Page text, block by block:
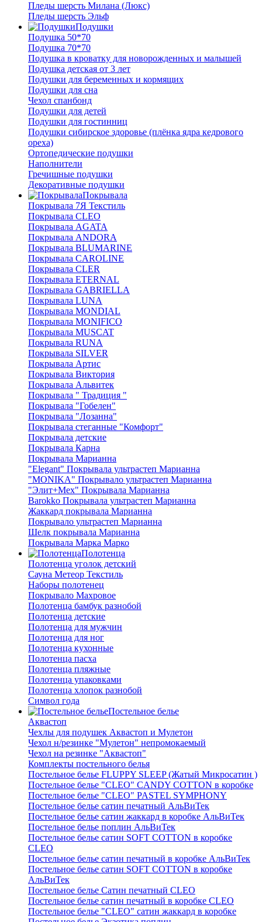
Пледы шерсть Милана (Люкс)
Пледы шерсть Эльф
Подушки
Подушка 50*70
Подушка 70*70
Подушка в кроватку для новорожденных и малышей
Подушка детская от 3 лет
Подушки для беременных и кормящих
Подушки для сна
Чехол спанбонд
Подушки для детей
Подушки для гостинниц
Подушки сибирское здоровье (плёнка ядра кедрового
ореха)
Ортопедические подушки
Наполнители
Гречишные подушки
Декоративные подушки
Покрывала
Покрывала 7Я Текстиль
Покрывала CLEO
Покрывала AGATA
Покрывала ANDORA
Покрывала BLUMARINE
Покрывала CAROLINE
Покрывала CLER
Покрывала ETERNAL
Покрывала GABRIELLA
Покрывала LUNA
Покрывала MONDIAL
Покрывала MONIFICO
Покрывала MUSCAT
Покрывала RUNA
Покрывала SILVER
Покрывала Артис
Покрывала Виктория
Покрывала Альвитек
Покрывала " Традиция "
Покрывала "Гобелен"
Покрывала "Лозанна"
Покрывала стеганные "Комфорт"
Покрывала детские
Покрывала Карна
Покрывала Марианна
"Elegant" Покрывала ультрастеп Марианна
"MONIKA" Покрывало ультрастеп Марианна
"Элит+Мех" Покрывала Марианна
Barokko Покрывала ультрастеп Марианна
Жаккард покрывала Марианна
Покрывало ультрастеп Марианна
Шелк покрывала Марианна
Покрывала Марка Марко
Полотенца
Полотенца уголок детский
Сауна Метеор Текстиль
Наборы полотенец
Покрывало Махровое
Полотенца бамбук разнобой
Полотенца детские
Полотенца для мужчин
Полотенца для ног
Полотенца кухонные
Полотенца пасха
Полотенца пляжные
Полотенца упаковками
Полотенца хлопок разнобой
Символ года
Постельное белье
Аквастоп
Чехлы для подушек Аквастоп и Мулетон
Чехол н/резинке "Мулетон" непромокаемый
Чехол на резинке "Аквастоп"
Комплекты постельного белья
Постельное белье FLUPPY SLEEP (Жатый Микросатин )
Постельное белье "CLEO" CANDY COTTON в коробке
Постельное белье "CLEO" PASTEL SYMPHONY
Постельное белье сатин печатный АльВиТек
Постельное белье сатин жаккард в коробке АльВиТек
Постельное белье поплин АльВиТек
Постельное белье сатин SOFT COTTON в коробке
CLEO
Постельное белье сатин печатный в коробке АльВиТек
Постельное белье сатин SOFT COTTON в коробке
АльВиТек
Постельное белье Сатин печатный CLEO
Постельное белье сатин печатный в коробке CLEO
Постельное белье "CLEO" сатин жаккард в коробке